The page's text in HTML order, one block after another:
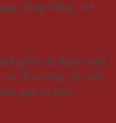
năng động, trẻ
giới rất được yêu
đến từng chi tiết
giá trị hơn.